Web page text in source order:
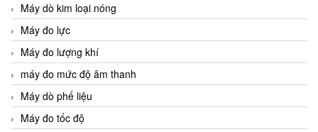
Máy dò kim loại nóng
Máy đo lực
Máy đo lượng khí
máy đo mức độ âm thanh
Máy dò phế liệu
Máy đo tốc độ